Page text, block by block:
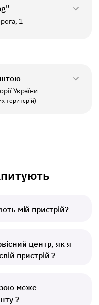
відправка *
1
України
територій)
мій пристрій?
центр, як я
пристрій ?
може
?